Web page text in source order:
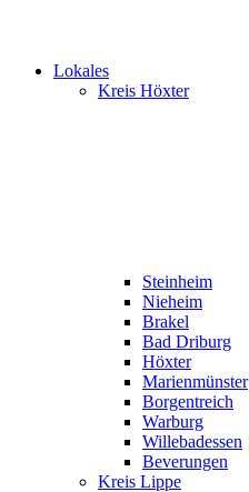
Lokales
Kreis Höxter
Steinheim
Nieheim
Brakel
Bad Driburg
Höxter
Marienmünster
Borgentreich
Warburg
Willebadessen
Beverungen
Kreis Lippe